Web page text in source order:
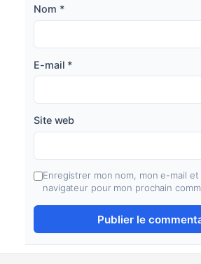
Nom *
E-mail *
Site web
Enregistrer mon nom, mon e-mail
navigateur pour mon prochain